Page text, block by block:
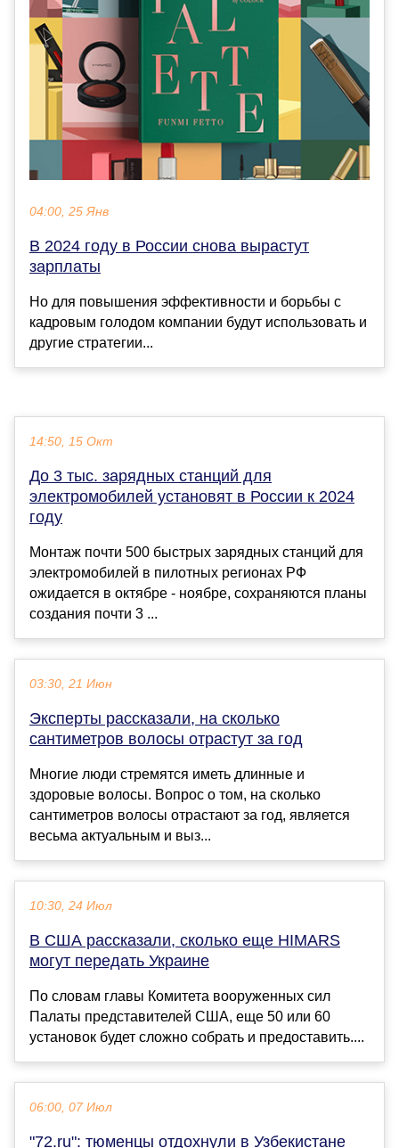
04:00, 25 Янв
В 2024 году в России снова вырастут
зарплаты
Но для повышения эффективности и борьбы с
кадровым голодом компании будут использовать и
другие стратегии...
14:50, 15 Окт
До 3 тыс. зарядных станций для
электромобилей установят в России к 2024
году
Монтаж почти 500 быстрых зарядных станций для
электромобилей в пилотных регионах РФ
ожидается в октябре - ноябре, сохраняются планы
создания почти 3 ...
03:30, 21 Июн
Эксперты рассказали, на сколько
сантиметров волосы отрастут за год
Многие люди стремятся иметь длинные и
здоровые волосы. Вопрос о том, на сколько
сантиметров волосы отрастают за год, является
весьма актуальным и выз...
10:30, 24 Июл
В США рассказали, сколько еще HIMARS
могут передать Украине
По словам главы Комитета вооруженных сил
Палаты представителей США, еще 50 или 60
установок будет сложно собрать и предоставить....
06:00, 07 Июл
"72.ru": тюменцы отдохнули в Узбекистане